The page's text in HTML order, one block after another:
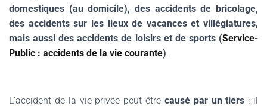
domestiques (au domicile), des accidents de bricolage,
des accidents sur les lieux de vacances et villégiatures,
mais aussi des accidents de loisirs et de sports (Service-
Public : accidents de la vie courante).
L’accident de la vie privée peut être causé par un tiers : il